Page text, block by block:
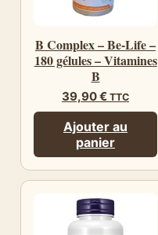
B Complex – Be-Life –
180 gélules – Vitamines
B
39,90€ TTC
Ajouter au
panier